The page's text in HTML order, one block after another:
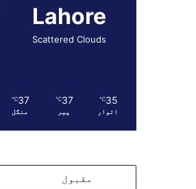
Lahore
Scattered Clouds
35
℃
اتوار
37
℃
پیر
37
℃
منگل
مقبول